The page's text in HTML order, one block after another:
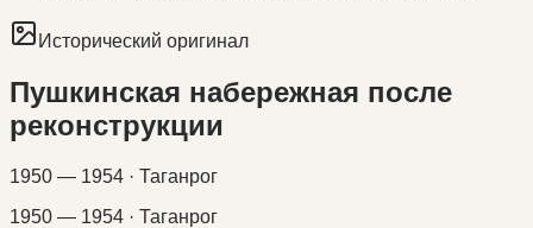
Исторический оригинал
Пушкинская набережная после
реконструкции
1950 — 1954 · Таганрог
1950 — 1954 · Таганрог